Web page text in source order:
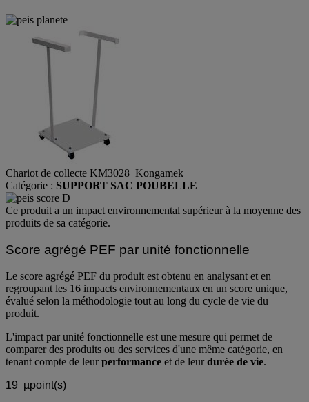
Chariot de collecte KM3028_Kongamek
Catégorie : SUPPORT SAC POUBELLE
Ce produit a un impact environnemental supérieur à la moyenne des
produits de sa catégorie.
Score agrégé PEF par unité fonctionnelle
Le score agrégé PEF du produit est obtenu en analysant et en
regroupant les 16 impacts environnementaux en un score unique,
évalué selon la méthodologie tout au long du cycle de vie du
produit.
L'impact par unité fonctionnelle est une mesure qui permet de
comparer des produits ou des services d'une même catégorie, en
tenant compte de leurperformance et de leurdurée de vie.
19 µpoint(s)